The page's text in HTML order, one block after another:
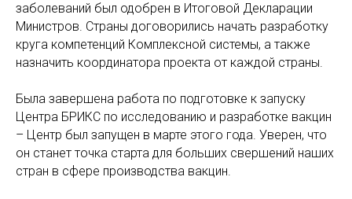
заболеваний был одобрен в Итоговой Декларации
Министров. Страны договорились начать разработку
круга компетенций Комплексной системы, а также
назначить координатора проекта от каждой страны.
Была завершена работа по подготовке к запуску
Центра БРИКС по исследованию и разработке вакцин
– Центр был запущен в марте этого года. Уверен, что
он станет точка старта для больших свершений наших
стран в сфере производства вакцин.